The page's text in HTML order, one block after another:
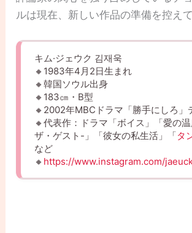
ルは現在、新しい作品の準備を控えて
キム·ジェウク 김재욱
🔸1983年4月2日生まれ
🔸韓国ソウル出身
🔸183㎝・B型
🔸2002年MBCドラマ「勝手にしろ」
🔸代表作：ドラマ「ボイス」「愛の
ザ・ゲスト-」「彼女の私生活」「タ
など
🔸 https://www.instagram.com/